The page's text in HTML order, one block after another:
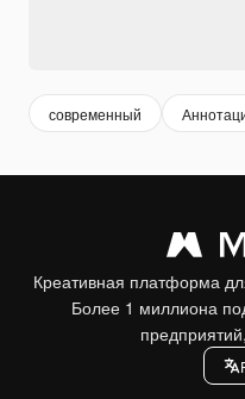
современный
Креативная платформа
Более 1 миллиона